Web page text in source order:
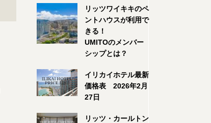
リッツワイキキのペ
ントハウスが利用で
きる！
UMITOのメンバー
シップとは？
イリカイホテル最新
価格表 2026年2月
27日
リッツ・カールトン